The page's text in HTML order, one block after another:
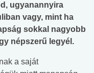
ugyanannyira
vagy, mint ha
sokkal nagyobb
népszerű legyél.
a saját